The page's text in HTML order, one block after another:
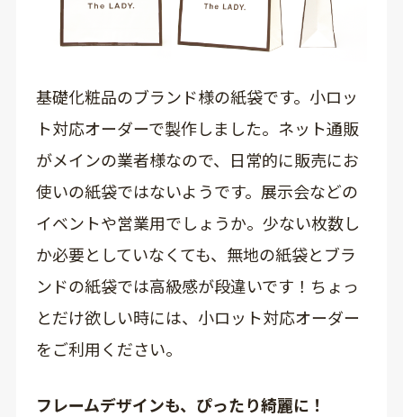
基礎化粧品のブランド様の紙袋です。小ロッ
ト対応オーダーで製作しました。ネット通販
がメインの業者様なので、日常的に販売にお
使いの紙袋ではないようです。展示会などの
イベントや営業用でしょうか。少ない枚数し
か必要としていなくても、無地の紙袋とブラ
ンドの紙袋では高級感が段違いです！ちょっ
とだけ欲しい時には、小ロット対応オーダー
をご利用ください。
フレームデザインも、ぴったり綺麗に！